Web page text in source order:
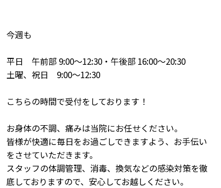
今週も
平日 午前部 9:00～12:30 ・午後部 16:00～20:30
土曜、祝日 9:00～12:30
こちらの時間で受付をしております！
お身体の不調、痛みは当院にお任せください。
皆様が快適に毎日をお過ごしできますよう、お手伝い
をさせていただきます。
スタッフの体調管理、消毒、換気などの感染対策を徹
底しておりますので、安心してお越しください。